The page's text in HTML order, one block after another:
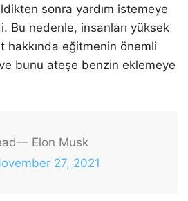
sonra yardım istemeye
Bu nedenle, insanları yüksek
hakkında eğitmenin önemli
bunu ateşe benzin eklemeye
— Elon Musk
27, 2021